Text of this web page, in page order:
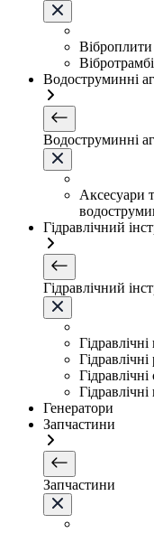
Віброплити
Водоструминні
Водоструминні
Аксесуари
Гідравлічний
Гідравлічний
Гідравлічні
Генератори
Запчастини
Запчастини